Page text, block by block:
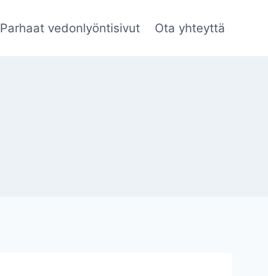
Parhaat vedonlyöntisivut Ota yhteyttä